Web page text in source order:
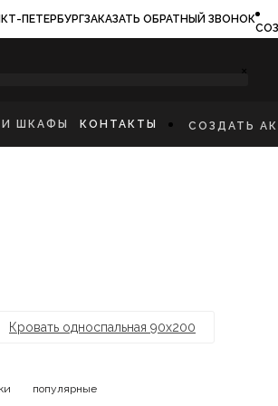
ПЕТЕРБУРГЗАКАЗАТЬ ОБРАТНЫЙ ЗВОНОК
×
И ШКАФЫ КОНТАКТЫ СОЗДАТЬ
Кровать односпальная 90х200
популярные